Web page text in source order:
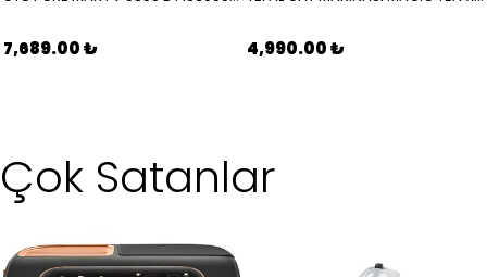
7,689.00 ₺ 4,990.00 ₺
Çok Satanlar